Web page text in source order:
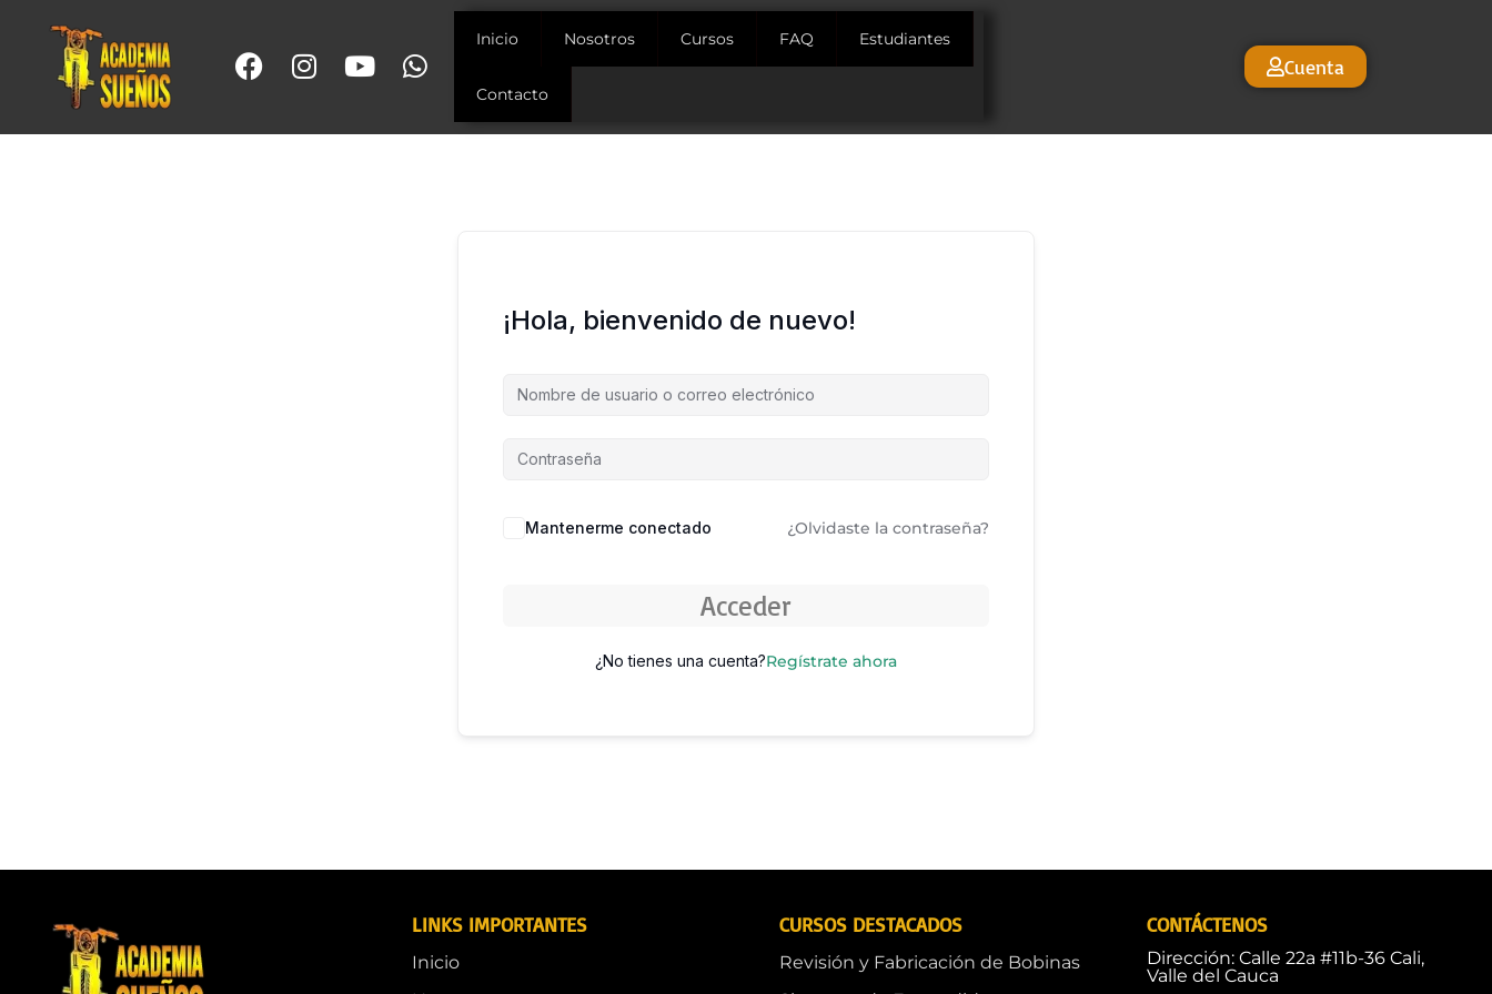
Inicio Nosotros Cursos FAQ Estudiantes
Contacto
Cuenta
¡Hola, bienvenido de nuevo!
Mantenerme conectado ¿Olvidaste la contraseña?
Acceder
¿No tienes una cuenta?Regístrate ahora
LINKS IMPORTANTES
Inicio
CURSOS DESTACADOS
Revisión y Fabricación de Bobinas
CONTÁCTENOS
Dirección: Calle 22a #11b-36 Cali,
Valle del Cauca